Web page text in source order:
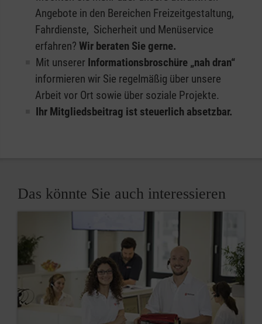
Angebote in den Bereichen Freizeitgestaltung,
Fahrdienste, Sicherheit und Menüservice
erfahren? Wir beraten Sie gerne.
Mit unserer Informationsbroschüre „nah dran“
informieren wir Sie regelmäßig über unsere
Arbeit vor Ort sowie über soziale Projekte.
Ihr Mitgliedsbeitrag ist steuerlich absetzbar.
Das könnte Sie auch interessieren